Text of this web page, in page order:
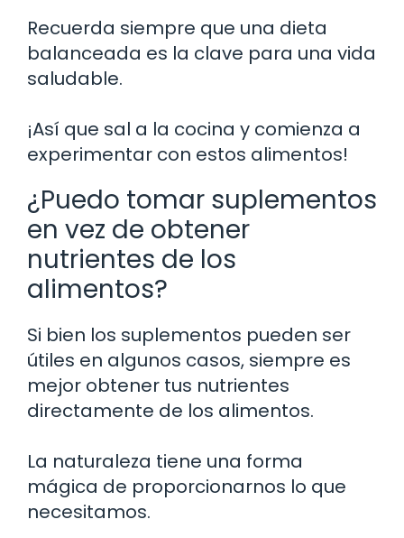
Recuerda siempre que una dieta
balanceada es la clave para una vida
saludable.
¡Así que sal a la cocina y comienza a
experimentar con estos alimentos!
¿Puedo tomar suplementos
en vez de obtener
nutrientes de los
alimentos?
Si bien los suplementos pueden ser
útiles en algunos casos, siempre es
mejor obtener tus nutrientes
directamente de los alimentos.
La naturaleza tiene una forma
mágica de proporcionarnos lo que
necesitamos.